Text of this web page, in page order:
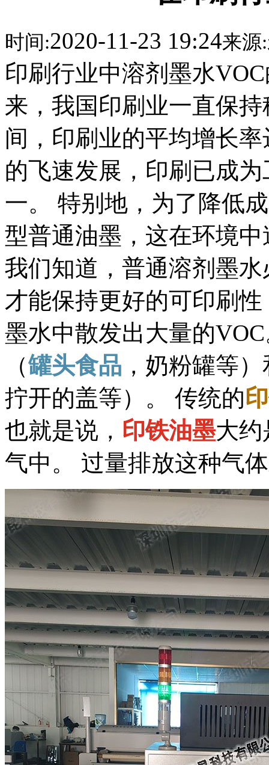
时间:2020-11-23 19:24来源:
印刷行业中溶剂墨水
来，我国印刷业一直保
间，印刷业的平均增长
的飞速发展，印刷已成
一。 特别地，为了降低
型普通油墨，这在环境
我们知道，普通溶剂墨
才能保持更好的可印刷
墨水中散发出大量的
（罐头食品 ，奶粉罐等
拧开的盖等）。 传统的
也就是说， 印铁油墨大约
气中。 过量排放这种气